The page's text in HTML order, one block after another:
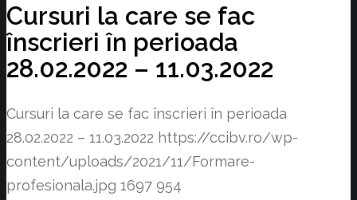
Cursuri la care se fac
înscrieri în perioada
28.02.2022 – 11.03.2022
Cursuri la care se fac înscrieri în perioada
28.02.2022 – 11.03.2022 https://ccibv.ro/wp-
content/uploads/2021/11/Formare-
profesionala.jpg 1697 954